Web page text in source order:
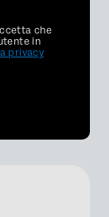
che
in
privacy